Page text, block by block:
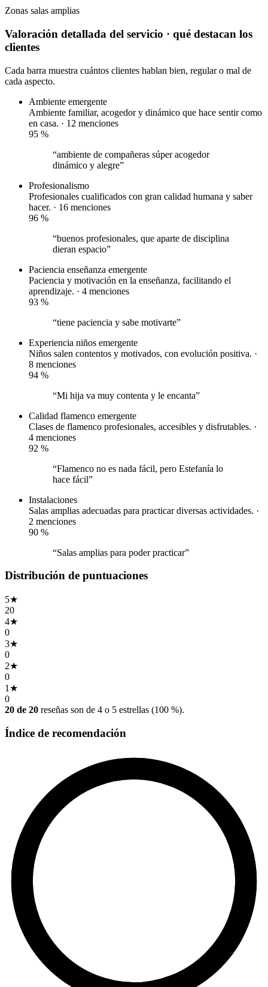
Zonas salas amplias
Valoración detallada del servicio · qué destacan los
clientes
Cada barra muestra cuántos clientes hablan bien, regular o mal de
cada aspecto.
Ambiente emergente
Ambiente familiar, acogedor y dinámico que hace sentir como
en casa. · 12 menciones
95 %
“ambiente de compañeras súper acogedor
dinámico y alegre”
Profesionalismo
Profesionales cualificados con gran calidad humana y saber
hacer. · 16 menciones
96 %
“buenos profesionales, que aparte de disciplina
dieran espacio”
Paciencia enseñanza emergente
Paciencia y motivación en la enseñanza, facilitando el
aprendizaje. · 4 menciones
93 %
“tiene paciencia y sabe motivarte”
Experiencia niños emergente
Niños salen contentos y motivados, con evolución positiva. ·
8 menciones
94 %
“Mi hija va muy contenta y le encanta”
Calidad flamenco emergente
Clases de flamenco profesionales, accesibles y disfrutables. ·
4 menciones
92 %
“Flamenco no es nada fácil, pero Estefanía lo
hace fácil”
Instalaciones
Salas amplias adecuadas para practicar diversas actividades. ·
2 menciones
90 %
“Salas amplias para poder practicar”
Distribución de puntuaciones
5★
20
4★
0
3★
0
2★
0
1 ★
0
20 de 20 reseñas son de 4 o 5 estrellas (100 %).
Índice de recomendación